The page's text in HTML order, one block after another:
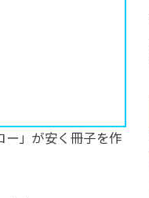
ー」が安く冊子を作